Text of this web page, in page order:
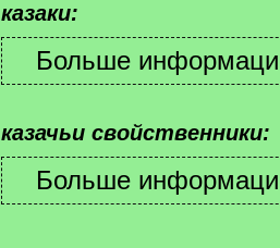
казаки:
казачьи свойственники: